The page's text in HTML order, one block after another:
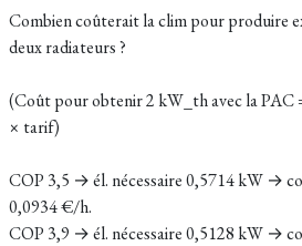
Combien coûterait la clim pour produire
deux radiateurs ?
(Coût pour obtenir 2 kW_th avec la PAC
× tarif)
COP 3,5 → él. nécessaire 0,5714 kW →
0,0934 €/h.
COP 3,9 → él. nécessaire 0,5128 kW →